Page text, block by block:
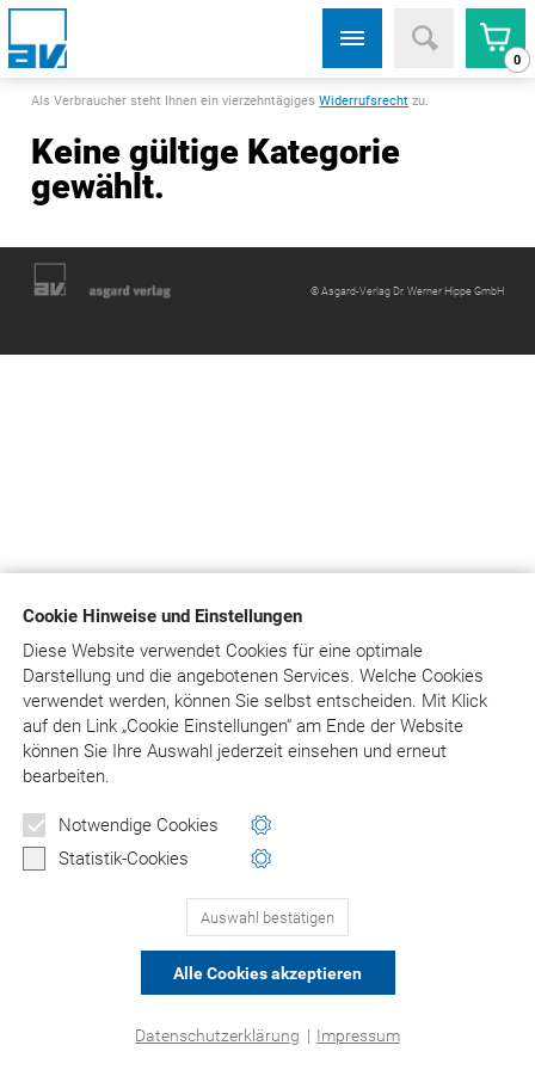
Cookie Hinweise und Einstellungen
Diese Website verwendet Cookies für eine optimale
Darstellung und die angebotenen Services. Welche Cookies
verwendet werden, können Sie selbst entscheiden. Mit Klick
aufden Link „Cookie Einstellungen“ am Ende der Website
können Sie Ihre Auswahl jederzeit einsehen und erneut
bearbeiten.
Notwendige Cookies
Statistik-Cookies
Auswahl bestätigen
Alle Cookies akzeptieren
Datenschutzerklärung | Impressum
0
Als Verbraucher steht Ihnen ein vierzehntägigesWiderrufsrecht zu.
Keine gültige Kategorie
gewählt.
© Asgard-Verlag Dr. Werner Hippe GmbH